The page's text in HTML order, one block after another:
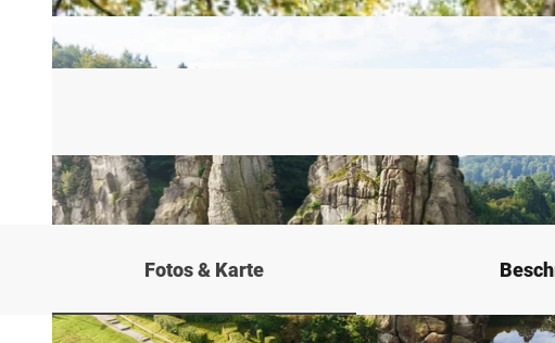
Fotos & Karte